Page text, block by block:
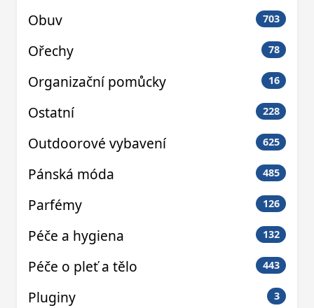
Obuv 703
Ořechy 78
Organizační pomůcky 16
Ostatní 228
Outdoorové vybavení 625
Pánská móda 485
Parfémy 126
Péče a hygiena 132
Péče o pleť a tělo 443
Pluginy 3